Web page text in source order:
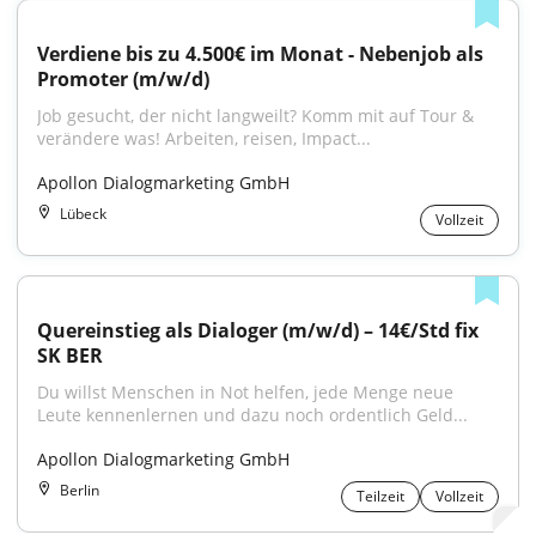
Verdiene bis zu 4.500€ im Monat - Nebenjob als
Promoter (m/w/d)
Job gesucht, der nicht langweilt? Komm mit auf Tour &
verändere was! Arbeiten, reisen, Impact...
Apollon Dialogmarketing GmbH
Lübeck Vollzeit
Quereinstieg als Dialoger (m/w/d) – 14€/Std fix
SK BER
Du willst Menschen in Not helfen, jede Menge neue
Leute kennenlernen und dazu noch ordentlich Geld...
Apollon Dialogmarketing GmbH
Berlin Teilzeit Vollzeit